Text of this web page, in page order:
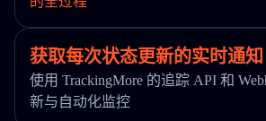
获取每次状态更新的实时通知
使用 TrackingMore 的追踪 API 和
新与自动化监控